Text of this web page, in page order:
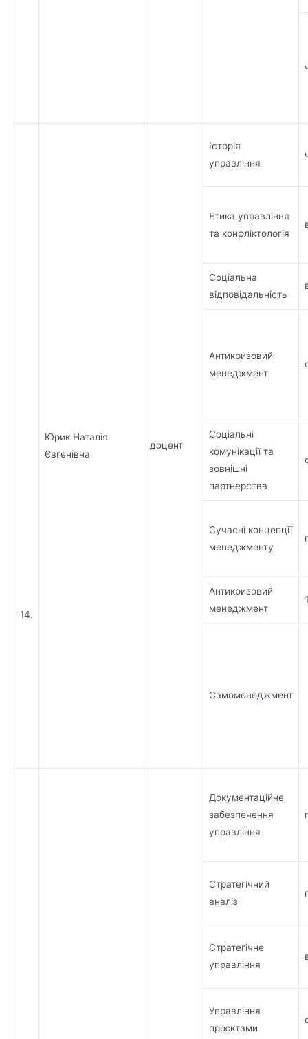
14.
Юрик Наталія
Євгенівна
доцент
Історія
управління
Етика управління
та конфліктологія
Соціальна
відповідальність
Антикризовий
менеджмент
Соціальні
комунікації та
зовнішні
партнерства
Сучасні концепції
менеджменту
Антикризовий
менеджмент
Самоменеджмент
Документаційне
забезпечення
управління
Стратегічний
аналіз
Стратегічне
управління
Управління
проєктами